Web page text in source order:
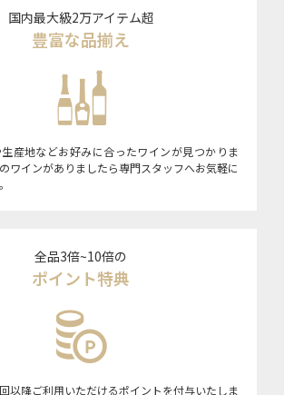
国内最大級2万アイテム超
豊富な品揃え
産地などお好みに合ったワインが見つかりま
ワインがありましたら専門スタッフへお気軽に
全品3倍~10倍の
ポイント特典
以降ご利用いただけるポイントを付与いたしま